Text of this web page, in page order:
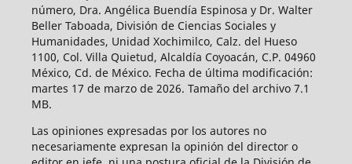
número, Dra. Angélica Buendía Espinosa y Dr. Walter
Beller Taboada, División de Ciencias Sociales y
Humanidades, Unidad Xochimilco, Calz. del Hueso
1100, Col. Villa Quietud, Alcaldía Coyoacán, C.P. 04960
México, Cd. de México. Fecha de última modificación:
martes 17 de marzo de 2026. Tamaño del archivo 7.1
MB.
Las opiniones expresadas por los autores no
necesariamente expresan la opinión del director o